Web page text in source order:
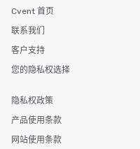
Cvent 首页
联系我们
客户支持
您的隐私权选择
隐私权政策
产品使用条款
网站使用条款